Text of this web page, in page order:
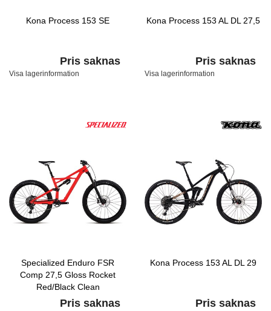
Kona Process 153 SE
Pris saknas
Visa lagerinformation
Kona Process 153 AL DL 27,5
Pris saknas
Visa lagerinformation
Specialized Enduro FSR
Comp 27,5 Gloss Rocket
Red/Black Clean
Pris saknas
Kona Process 153 AL DL 29
Pris saknas